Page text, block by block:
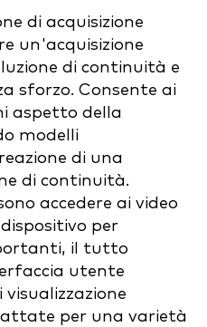
di acquisizione
un'acquisizione
di continuità e
sforzo. Consente ai
aspetto della
modelli
di una
di continuità.
accedere ai video
per
il tutto
utente
per una varietà